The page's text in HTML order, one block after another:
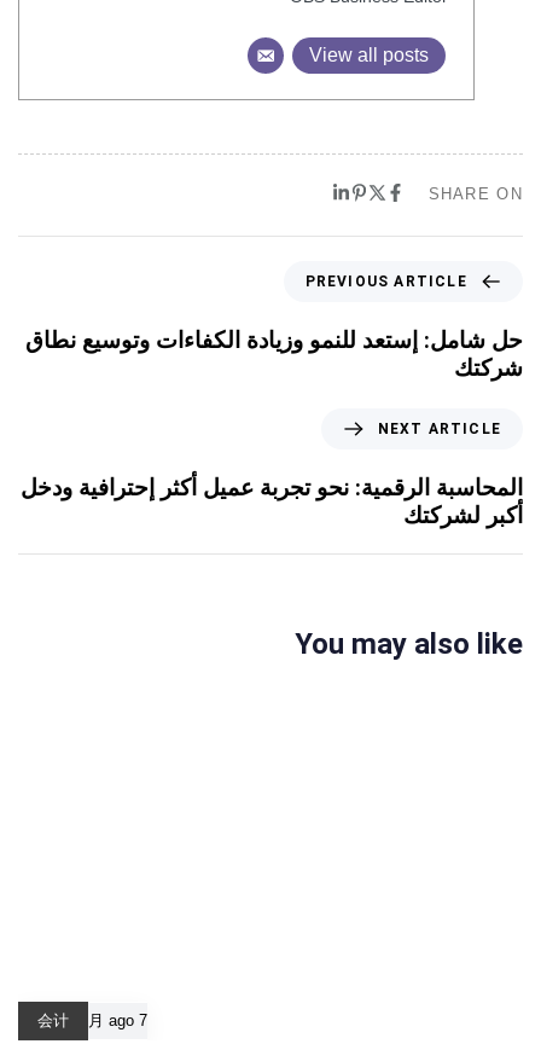
View all posts
SHARE ON
PREVIOUS ARTICLE
حل شامل: إستعد للنمو وزيادة الكفاءات وتوسيع نطاق
شركتك
NEXT ARTICLE
المحاسبة الرقمية: نحو تجربة عميل أكثر إحترافية ودخل
أكبر لشركتك
You may also like
7 月 ago
会计